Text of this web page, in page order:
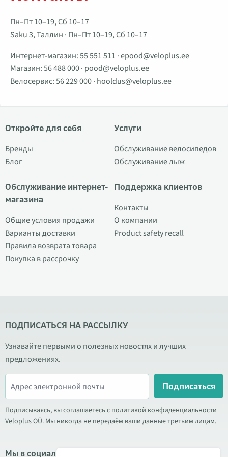
Пн–Пт 10–19, Сб 10–17
Saku 3, Таллин · Пн–Пт 10–19, Сб 10–17
Интернет-магазин:55 551 511 ·epood@veloplus.ee
Магазин:56 488 000· pood@veloplus.ee
Велосервис:56 229 000· hooldus@veloplus.ee
Откройте для себя
Бренды
Блог
Обслуживание интернет-
магазина
Общие условия продажи
Варианты доставки
Правила возврата товара
Покупка в рассрочку
Услуги
Обслуживание велосипедов
Обслуживание лыж
Поддержка клиентов
Контакты
О компании
Product safety recall
ПОДПИСАТЬСЯ НА РАССЫЛКУ
Узнавайте первыми о полезных новостях и лучших
предложениях.
Подписаться
Подписываясь, вы соглашаетесь с политикой конфиденциальности
Veloplus OÜ. Мы никогда не передаём ваши данные третьим лицам.
Мы в социальных сетях